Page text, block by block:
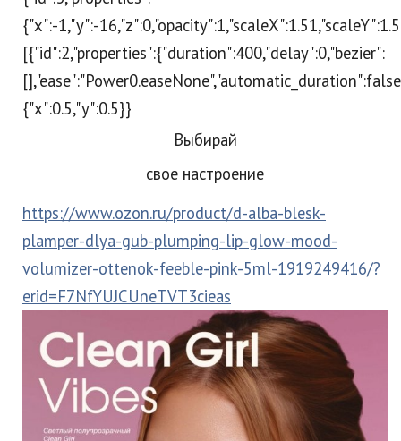
{"x":-1,"y":-
[{"id":2,"properties":{"duration":400,"delay":0,"bezier":
{"x":0.5,"y":0.5}}
Выбирай
свое настроение
https://www.ozon.ru/product/d-alba-blesk-
plamper-dlya-gub-plumping-lip-glow-mood-
volumizer-ottenok-feeble-pink-5ml-1919249416/?
erid=F7NfYUJCUneTVT3cieas